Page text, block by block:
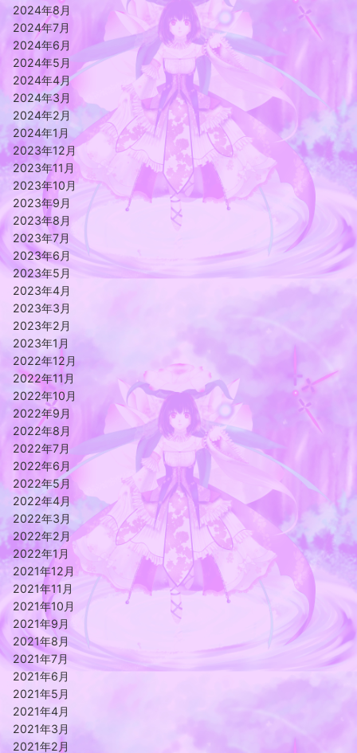
2024年8月
2024年7月
2024年6月
2024年5月
2024年4月
2024年3月
2024年2月
2024年1月
2023年12月
2023年11月
2023年10月
2023年9月
2023年8月
2023年7月
2023年6月
2023年5月
2023年4月
2023年3月
2023年2月
2023年1月
2022年12月
2022年11月
2022年10月
2022年9月
2022年8月
2022年7月
2022年6月
2022年5月
2022年4月
2022年3月
2022年2月
2022年1月
2021年12月
2021年11月
2021年10月
2021年9月
2021年8月
2021年7月
2021年6月
2021年5月
2021年4月
2021年3月
2021年2月